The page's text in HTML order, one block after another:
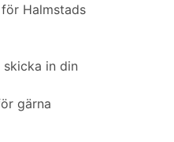
Halmstads
in din
gärna